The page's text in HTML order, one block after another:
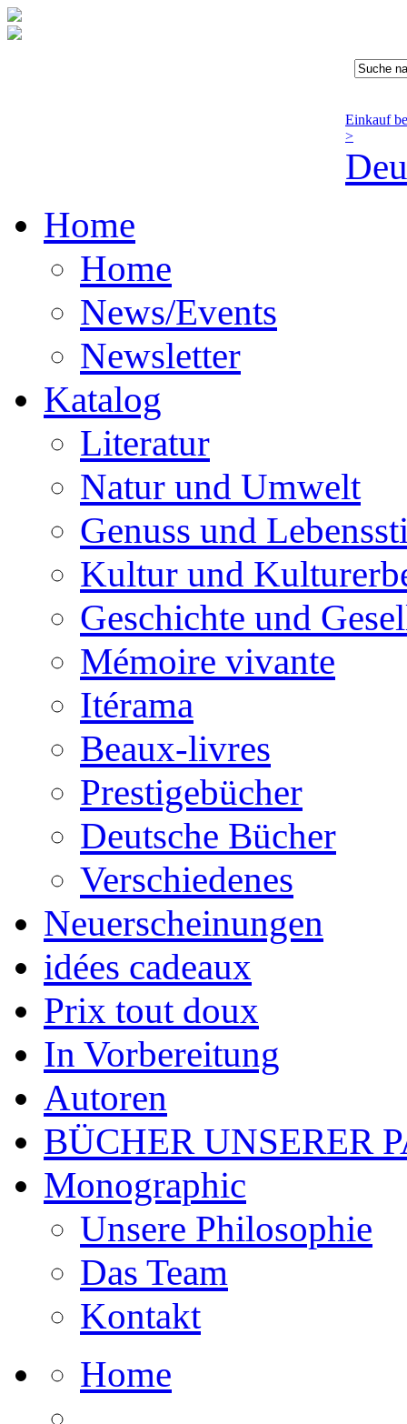
Einkauf
>
Home
Home
News/Events
Newsletter
Katalog
Literatur
Natur und Umwelt
Genuss und
Kultur und
Geschichte und
Mémoire vivante
Itérama
Beaux-livres
Prestigebücher
Deutsche Bücher
Verschiedenes
Neuerscheinungen
idées cadeaux
Prix tout doux
In Vorbereitung
Autoren
BÜCHER UNSERER
Monographic
Unsere Philosophie
Das Team
Kontakt
Home